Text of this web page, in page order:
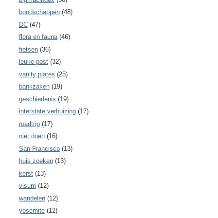
boodschappen (48)
DC (47)
flora en fauna (46)
fietsen (36)
leuke post (32)
vanity plates (25)
bankzaken (19)
geschiedenis (19)
interstate verhuizing (17)
roadtrip (17)
niet doen (16)
San Francisco (13)
huis zoeken (13)
kerst (13)
visum (12)
wandelen (12)
yosemite (12)